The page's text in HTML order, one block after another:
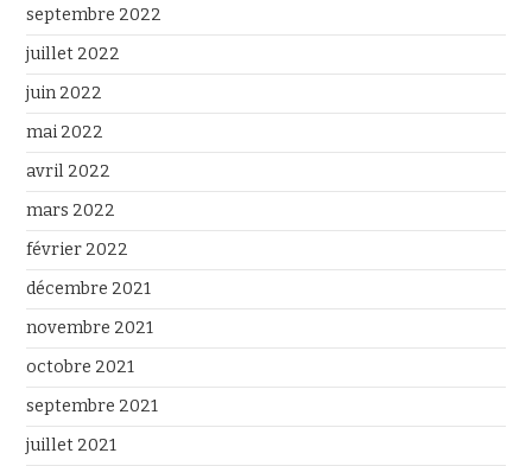
septembre 2022
juillet 2022
juin 2022
mai 2022
avril 2022
mars 2022
février 2022
décembre 2021
novembre 2021
octobre 2021
septembre 2021
juillet 2021